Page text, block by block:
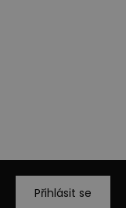
Přihlásit se